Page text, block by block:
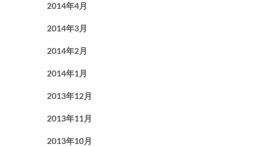
2014年4月
2014年3月
2014年2月
2014年1月
2013年12月
2013年11月
2013年10月